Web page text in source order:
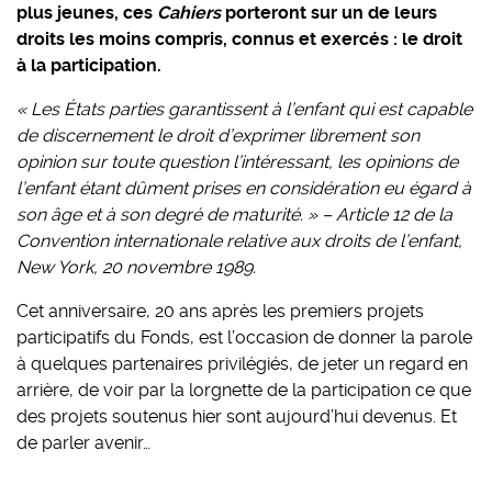
plus jeunes, ces Cahiersporteront sur un de leurs
droits les moins compris, connus et exercés : le droit
à la participation.
« Les États parties garantissent à l’enfant qui est capable
de discernement le droit d’exprimer librement son
opinion sur toute question l’intéressant, les opinions de
l’enfant étant dûment prises en considération eu égard à
son âge et à son degré de maturité. » – Article 12 de la
Convention internationale relative aux droits de l’enfant,
New York, 20 novembre 1989.
Cet anniversaire, 20 ans après les premiers projets
participatifs du Fonds, est l’occasion de donner la parole
à quelques partenaires privilégiés, de jeter un regard en
arrière, de voir par la lorgnette de la participation ce que
des projets soutenus hier sont aujourd’hui devenus. Et
de parler avenir…